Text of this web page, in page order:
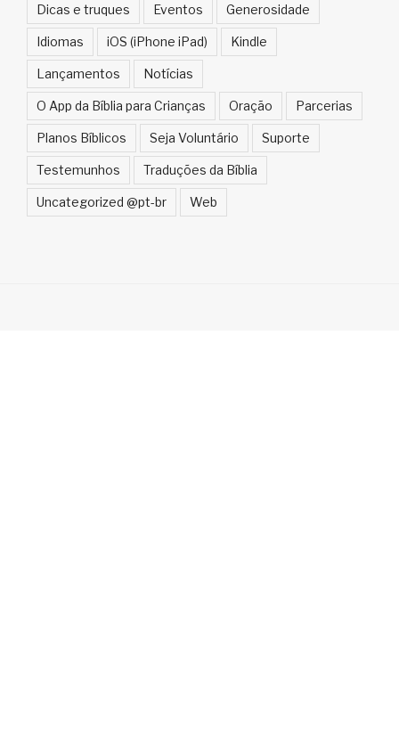
Dicas e truques Eventos Generosidade
Idiomas iOS (iPhone iPad) Kindle
Lançamentos Notícias
O App da Bíblia para Crianças Oração Parcerias
Planos Bíblicos Seja Voluntário Suporte
Testemunhos Traduções da Bíblia
Uncategorized @pt-br Web